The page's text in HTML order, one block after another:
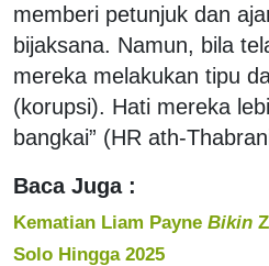
memberi petunjuk dan
bijaksana. Namun, bila
mereka melakukan tipu
(korupsi). Hati mereka
bangkai” (HR ath-
Baca Juga :
Kematian Liam Payne Bikin
Solo Hingga 2025